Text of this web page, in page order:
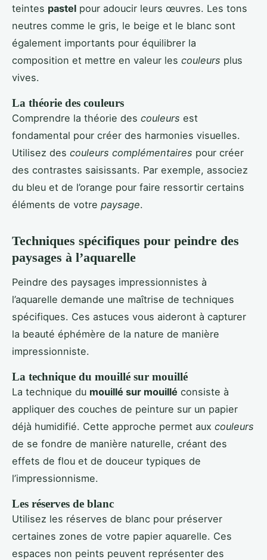
teintes pastel pour adoucir leurs œuvres. Les tons
neutres comme le gris, le beige et le blanc sont
également importants pour équilibrer la
composition et mettre en valeur les couleurs plus
vives.
La théorie des couleurs
Comprendre la théorie des couleurs est
fondamental pour créer des harmonies visuelles.
Utilisez des couleurs complémentaires pour créer
des contrastes saisissants. Par exemple, associez
du bleu et de l’orange pour faire ressortir certains
éléments de votre paysage.
Techniques spécifiques pour peindre des
paysages à l’aquarelle
Peindre des paysages impressionnistes à
l’aquarelle demande une maîtrise de techniques
spécifiques. Ces astuces vous aideront à capturer
la beauté éphémère de la nature de manière
impressionniste.
La technique du mouillé sur mouillé
La technique du mouillé sur mouillé consiste à
appliquer des couches de peinture sur un papier
déjà humidifié. Cette approche permet aux couleurs
de se fondre de manière naturelle, créant des
effets de flou et de douceur typiques de
l’impressionnisme.
Les réserves de blanc
Utilisez les réserves de blanc pour préserver
certaines zones de votre papier aquarelle. Ces
espaces non peints peuvent représenter des